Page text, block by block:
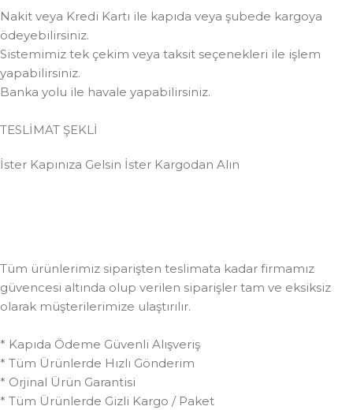
Nakit veya Kredi Kartı ile kapıda veya şubede kargoya
ödeyebilirsiniz.
Sistemimiz tek çekim veya taksit seçenekleri ile işlem
yapabilirsiniz.
Banka yolu ile havale yapabilirsiniz.
TESLİMAT ŞEKLİ
İster Kapınıza Gelsin İster Kargodan Alın
Tüm ürünlerimiz siparişten teslimata kadar firmamız
güvencesi altında olup verilen siparişler tam ve eksiksiz
olarak müşterilerimize ulaştırılır.
* Kapıda Ödeme Güvenli Alışveriş
* Tüm Ürünlerde Hızlı Gönderim
* Orjinal Ürün Garantisi
* Tüm Ürünlerde Gizli Kargo / Paket